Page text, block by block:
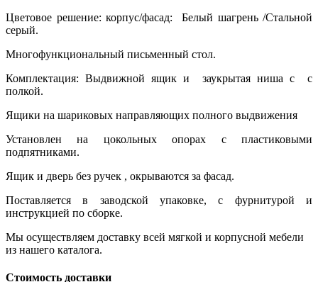
Цветовое решение: корпус/фасад: Белый шагрень /Стальной
серый.
Многофункциональный письменный стол.
Комплектация: Выдвижной ящик и заукрытая ниша с с
полкой.
Ящики на шариковых направляющих полного выдвижения
Установлен на цокольных опорах с пластиковыми
подпятниками.
Ящик и дверь без ручек , окрываются за фасад.
Поставляется в заводской упаковке, с фурнитурой и
инструкцией по сборке.
Мы осуществляем доставку всей мягкой и корпусной мебели
из нашего каталога.
Стоимость доставки